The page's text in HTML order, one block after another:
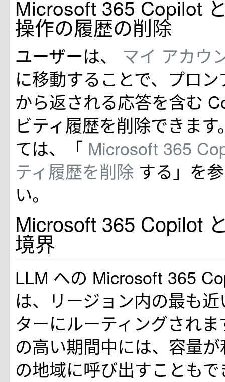
Microsoft 365 Copilot
操作の履歴の削除
ユーザーは、 マイ アカウ
に移動することで、プロ
から返される応答を含む
ビティ履歴を削除できま
ては、「 Microsoft 365
ティ履歴を削除 する」を
い。
Microsoft 365 Copilot
境界
LLM への Microsoft 365
は、リージョン内の最も
ターにルーティングされ
の高い期間中には、容量
の地域に呼び出すこともで